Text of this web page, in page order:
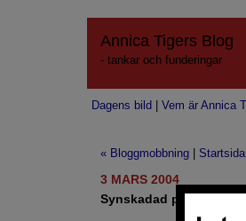
Annica Tigers Blog
- tankar och funderingar
Dagens bild Vem är Annica
« Bloggmobbning
3 MARS 2004
Synskadad präst